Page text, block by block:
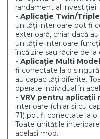
randament al investiției.
- Aplicație Twin/
unități interioare pot fi
exterioară, chiar dacă
unitățile interioare
încălzire sau răcire de
- Aplicație Multi Model
fi conectate la o
au capacități diferite.
operate individual în
- VRV pentru aplicații
interioare (chiar și cu
71) pot fi conectate la o
Toate unitățile
același mod.